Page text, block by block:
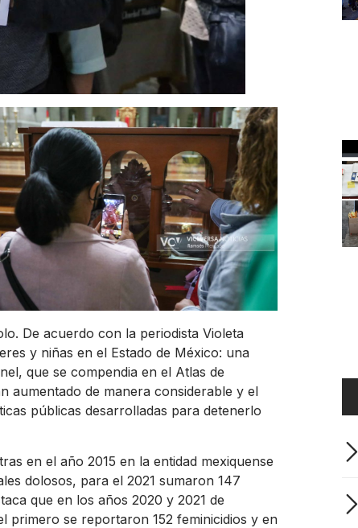
De acuerdo con la periodista Violeta
y niñas en el Estado de México: una
que se compendia en el Atlas de
aumentado de manera considerable y el
públicas desarrolladas para detenerlo
en el año 2015 en la entidad mexiquense
dolosos, para el 2021 sumaron 147
que en los años 2020 y 2021 de
primero se reportaron 152 feminicidios y en